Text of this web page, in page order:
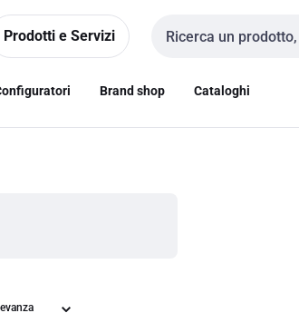
Prodotti e Servizi
Cerca input
Brand shop Cataloghi